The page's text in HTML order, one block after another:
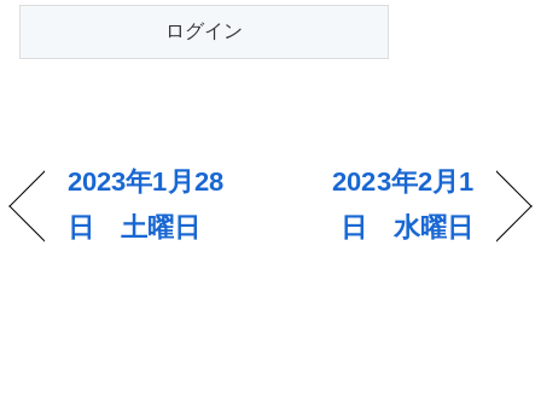
2023年1月28
日 土曜日
2023年2月1
日 水曜日